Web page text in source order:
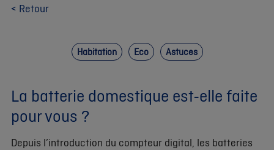
< Retour
Habitation Eco Astuces
La batterie domestique est-elle faite
pour vous ?
Depuis l’introduction du compteur digital, les batteries